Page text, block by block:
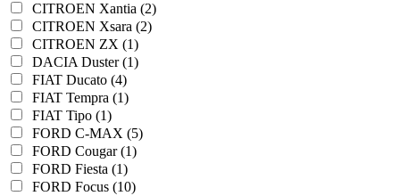
CITROEN Xantia (2)
CITROEN Xsara (2)
CITROEN ZX (1)
DACIA Duster (1)
FIAT Ducato (4)
FIAT Tempra (1)
FIAT Tipo (1)
FORD C-MAX (5)
FORD Cougar (1)
FORD Fiesta (1)
FORD Focus (10)